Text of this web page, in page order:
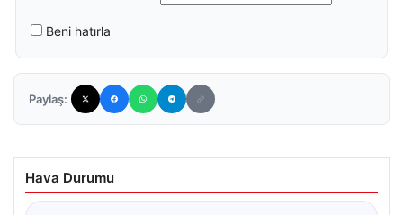
Beni hatırla
Paylaş:
Hava Durumu